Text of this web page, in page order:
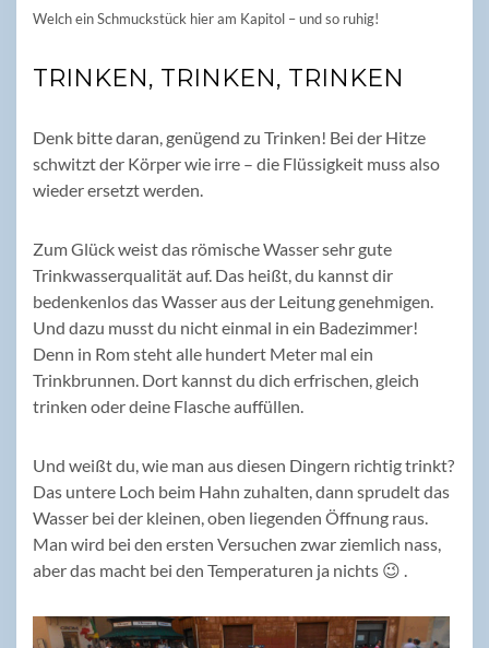
Welch ein Schmuckstück hier am Kapitol – und so ruhig!
TRINKEN, TRINKEN, TRINKEN
Denk bitte daran, genügend zu Trinken! Bei der Hitze
schwitzt der Körper wie irre – die Flüssigkeit muss also
wieder ersetzt werden.
Zum Glück weist das römische Wasser sehr gute
Trinkwasserqualität auf. Das heißt, du kannst dir
bedenkenlos das Wasser aus der Leitung genehmigen.
Und dazu musst du nicht einmal in ein Badezimmer!
Denn in Rom steht alle hundert Meter mal ein
Trinkbrunnen. Dort kannst du dich erfrischen, gleich
trinken oder deine Flasche auffüllen.
Und weißt du, wie man aus diesen Dingern richtig trinkt?
Das untere Loch beim Hahn zuhalten, dann sprudelt das
Wasser bei der kleinen, oben liegenden Öffnung raus.
Man wird bei den ersten Versuchen zwar ziemlich nass,
aber das macht bei den Temperaturen ja nichts 😉 .